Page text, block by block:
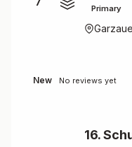
Primary
New No reviews yet
16.